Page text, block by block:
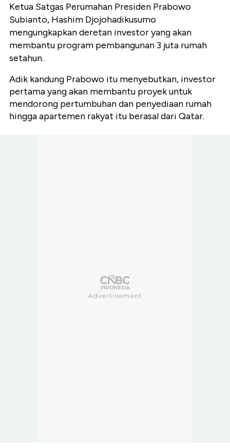
Ketua Satgas Perumahan Presiden Prabowo
Subianto, Hashim Djojohadikusumo
mengungkapkan deretan investor yang akan
membantu program pembangunan 3 juta rumah
setahun.
Adik kandung Prabowo itu menyebutkan, investor
pertama yang akan membantu proyek untuk
mendorong pertumbuhan dan penyediaan rumah
hingga apartemen rakyat itu berasal dari Qatar.